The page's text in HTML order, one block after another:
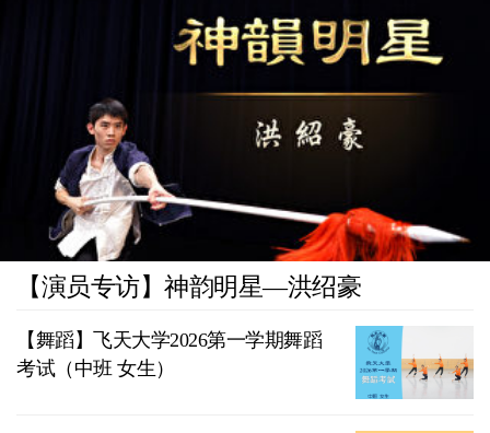
【演员专访】神韵明星—洪绍豪
【舞蹈】飞天大学2026第一学期舞蹈
考试（中班 女生）